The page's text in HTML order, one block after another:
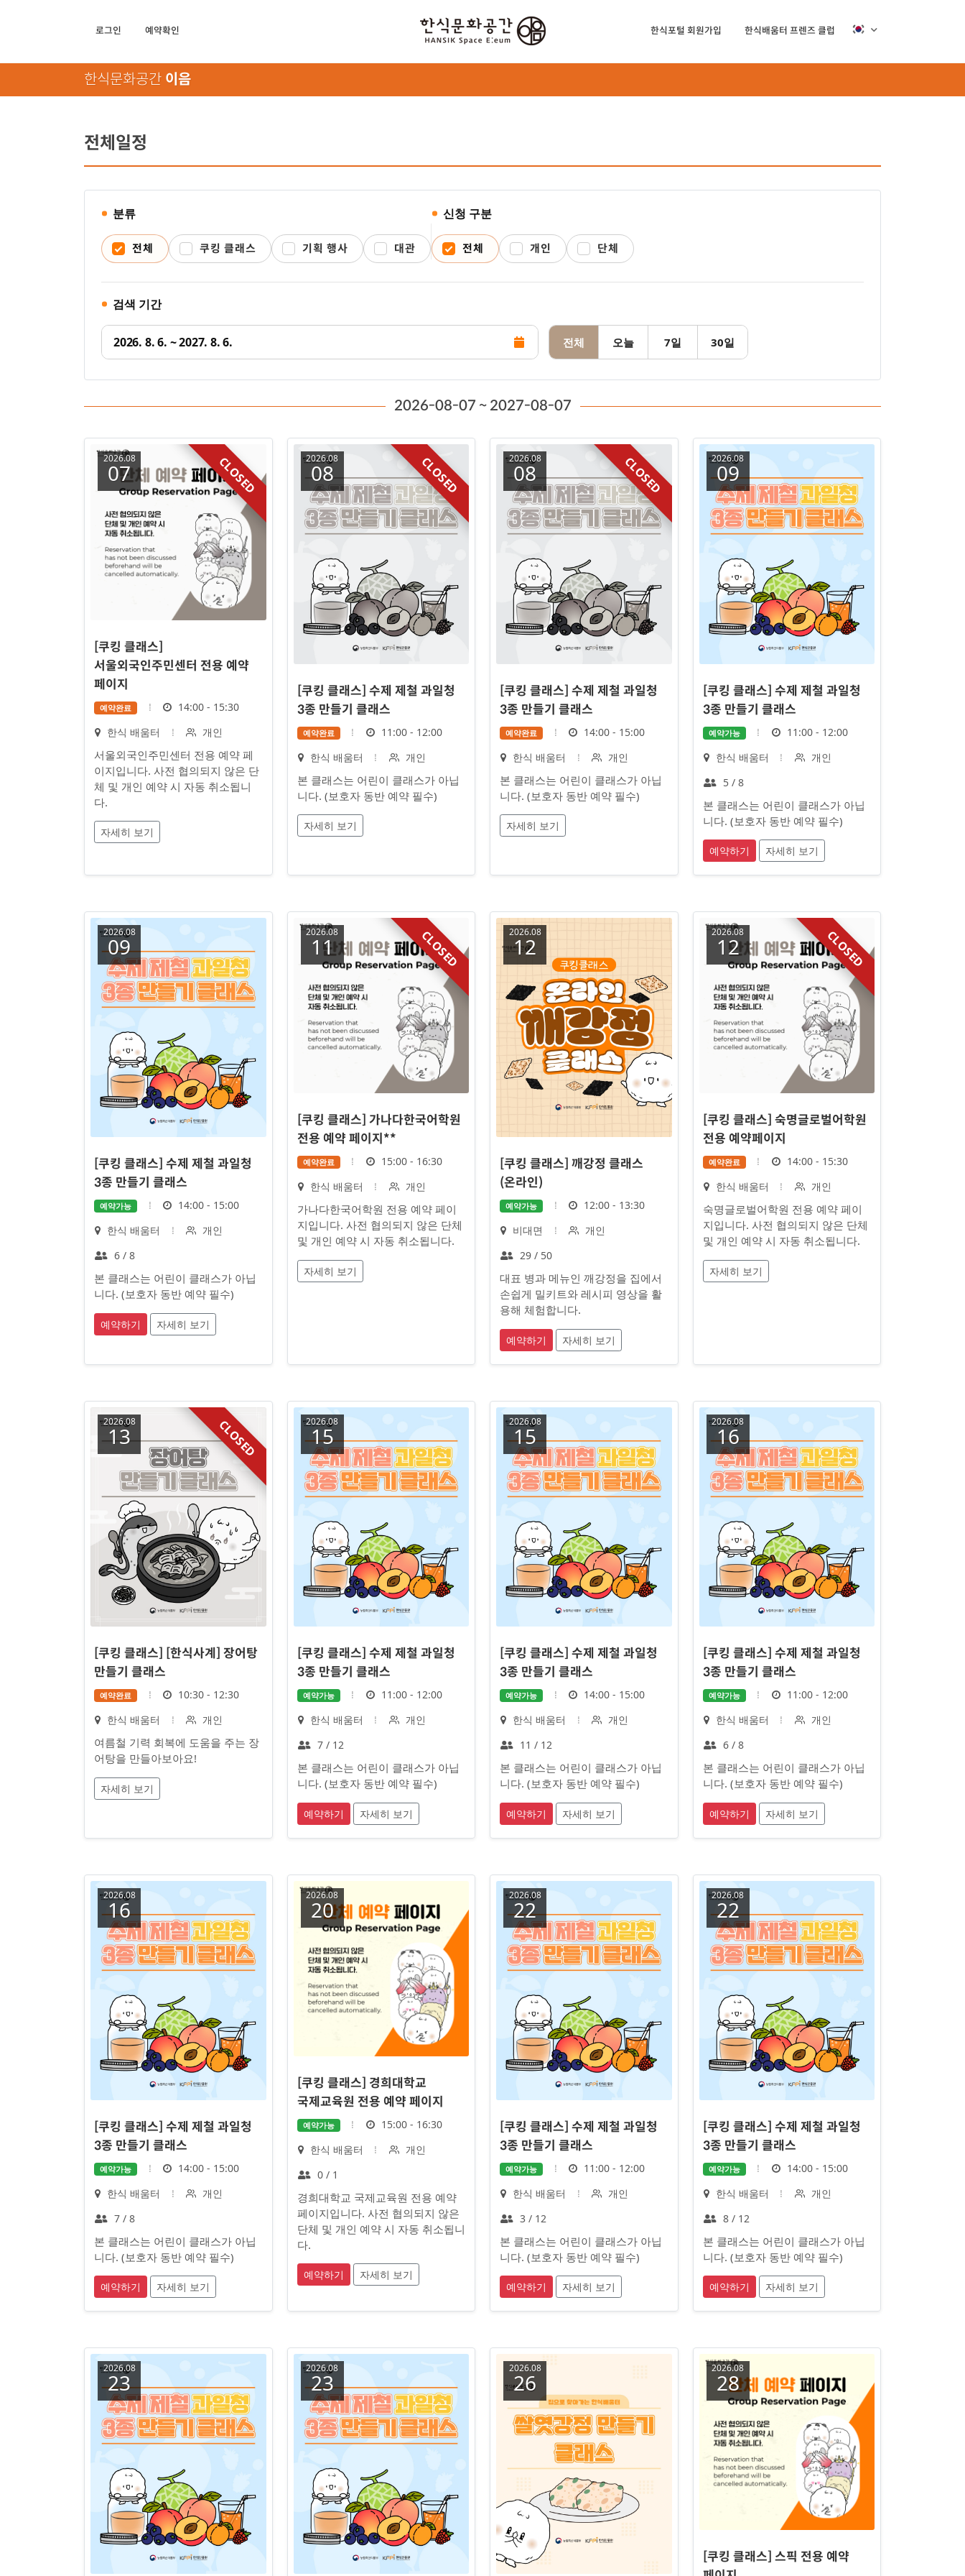
로그인 예약확인 한식포털 회원가입 한식배움터 프렌즈 클럽
한식문화공간 이음
전체일정
검
색
분류
전체 쿠킹 클래스 기획 행사 대관
신청 구분
전체 개인 단체
검색 기간
전체 오늘 7일 30일
2026-08-07 ~ 2027-08-07
CLOSED
2026.08
07
[쿠킹 클래스]
서울외국인주민센터 전용 예약
페이지
예약완료
시
14:00 - 15:30
장
소
한식 배움터
대
상
개인
서울외국인주민센터 전용 예약 페
이지입니다. 사전 협의되지 않은 단
체 및 개인 예약 시 자동 취소됩니
다.
자세히 보기
CLOSED
2026.08
08
[쿠킹 클래스] 수제 제철 과일청
3종 만들기 클래스
예약완료
시11:00 - 12:00
장
소
한식 배움터
대
상
개인
본 클래스는 어린이 클래스가 아닙
니다. (보호자 동반 예약 필수)
자세히 보기
CLOSED
2026.08
08
[쿠킹 클래스] 수제 제철 과일청
3종 만들기 클래스
예약완료
시
14:00 - 15:00
장
소
한식 배움터
대
상
개인
본 클래스는 어린이 클래스가 아닙
니다. (보호자 동반 예약 필수)
자세히 보기
2026.08
09
[쿠킹 클래스] 수제 제철 과일청
3종 만들기 클래스
예약가능
시11:00 - 12:00
장
한식 배움터
대
개인
정
원
수
5 / 8
본 클래스는 어린이 클래스가 아닙
니다. (보호자 동반 예약 필수)
예약하기 자세히 보기
2026.08
09
[쿠킹 클래스] 수제 제철 과일청
3종 만들기 클래스
예약가능
시
14:00 - 15:00
장
한식 배움터
대
개인
정
원
수
6 / 8
본 클래스는 어린이 클래스가 아닙
니다. (보호자 동반 예약 필수)
예약하기 자세히 보기
CLOSED
2026.08
11
[쿠킹 클래스] 가나다한국어학원
전용 예약 페이지**
예약완료
시15:00 - 16:30
장
소
한식 배움터
대
상
개인
가나다한국어학원 전용 예약 페이
지입니다. 사전 협의되지 않은 단체
및 개인 예약 시 자동 취소됩니다.
자세히 보기
2026.08
12
[쿠킹 클래스] 깨강정 클래스
(온라인)
예약가능
시12:00 - 13:30
장
비대면
대
개인
정
원
수
29 / 50
대표 병과 메뉴인 깨강정을 집에서
손쉽게 밀키트와 레시피 영상을 활
용해 체험합니다.
예약하기 자세히 보기
CLOSED
2026.08
12
[쿠킹 클래스] 숙명글로벌어학원
전용 예약페이지
예약완료
시
14:00 - 15:30
장
소
한식 배움터
대
상
개인
숙명글로벌어학원 전용 예약 페이
지입니다. 사전 협의되지 않은 단체
및 개인 예약 시 자동 취소됩니다.
자세히 보기
CLOSED
2026.08
13
[쿠킹 클래스] [한식사계] 장어탕
만들기 클래스
예약완료
시
10:30 - 12:30
장
소
한식 배움터
대
상
개인
여름철 기력 회복에 도움을 주는 장
어탕을 만들아보아요!
자세히 보기
2026.08
15
[쿠킹 클래스] 수제 제철 과일청
3종 만들기 클래스
예약가능
시11:00 - 12:00
장
한식 배움터
대
개인
정
원
수
7 / 12
본 클래스는 어린이 클래스가 아닙
니다. (보호자 동반 예약 필수)
예약하기 자세히 보기
2026.08
15
[쿠킹 클래스] 수제 제철 과일청
3종 만들기 클래스
예약가능
시
14:00 - 15:00
장
한식 배움터
대
개인
정
원
수
11 / 12
본 클래스는 어린이 클래스가 아닙
니다. (보호자 동반 예약 필수)
예약하기 자세히 보기
2026.08
16
[쿠킹 클래스] 수제 제철 과일청
3종 만들기 클래스
예약가능
시11:00 - 12:00
장
한식 배움터
대
개인
정
원
수
6 / 8
본 클래스는 어린이 클래스가 아닙
니다. (보호자 동반 예약 필수)
예약하기 자세히 보기
2026.08
16
[쿠킹 클래스] 수제 제철 과일청
3종 만들기 클래스
예약가능
시
14:00 - 15:00
장
한식 배움터
대
개인
정
원
수
7 / 8
본 클래스는 어린이 클래스가 아닙
니다. (보호자 동반 예약 필수)
예약하기 자세히 보기
2026.08
20
[쿠킹 클래스] 경희대학교
국제교육원 전용 예약 페이지
예약가능
시15:00 - 16:30
장
한식 배움터
대
개인
정
원
수
0 / 1
경희대학교 국제교육원 전용 예약
페이지입니다. 사전 협의되지 않은
단체 및 개인 예약 시 자동 취소됩니
다.
예약하기 자세히 보기
2026.08
22
[쿠킹 클래스] 수제 제철 과일청
3종 만들기 클래스
예약가능
시11:00 - 12:00
장
한식 배움터
대
개인
정
원
수
3 / 12
본 클래스는 어린이 클래스가 아닙
니다. (보호자 동반 예약 필수)
예약하기 자세히 보기
2026.08
22
[쿠킹 클래스] 수제 제철 과일청
3종 만들기 클래스
예약가능
시
14:00 - 15:00
장
한식 배움터
대
개인
정
원
수
8 / 12
본 클래스는 어린이 클래스가 아닙
니다. (보호자 동반 예약 필수)
예약하기 자세히 보기
2026.08
23
2026.08
23
2026.08
26
2026.08
28
[쿠킹 클래스] 스픽 전용 예약